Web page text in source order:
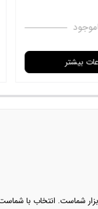
شماست. انتخاب با